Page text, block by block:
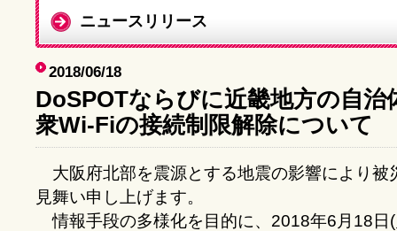
ニュースリリース
2018/06/18
DoSPOTならびに近畿地方の自治
衆Wi-Fiの接続制限解除について
大阪府北部を震源とする地震の影響により被
見舞い申し上げます。
情報手段の多様化を目的に、2018年6月18日